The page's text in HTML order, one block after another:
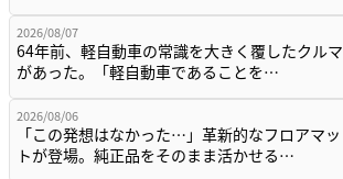
2026/08/07
64年前、軽自動車の常識を大きく覆したクルマ
があった。「軽自動車であることを…
2026/08/06
「この発想はなかった…」革新的なフロアマッ
トが登場。純正品をそのまま活かせる…